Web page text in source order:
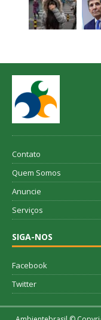
Contato
Quem Somos
Anuncie
Serviços
SIGA-NOS
Facebook
Twitter